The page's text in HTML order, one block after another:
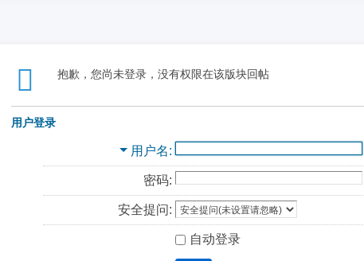
抱歉，您尚未登录，没有权限在该版块回帖
用户登录
用户名
密码:
安全提问:
自动登录